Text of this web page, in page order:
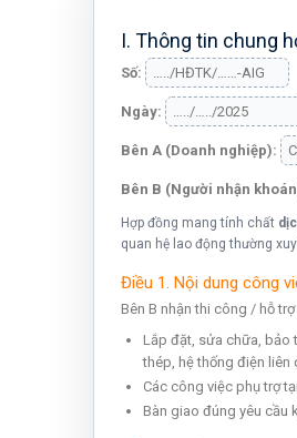
I. Thông tin chung
Số:
Ngày:
Bên A (Doanh nghiệp):
Bên B (Người nhận
Hợp đồng mang tính chất
quan hệ lao động thường
Điều 1. Nội dung công
Bên B nhận thi công / hỗ
Lắp đặt, sửa chữa, bảo
thép, hệ thống điện liên
Các công việc phụ trợ
Bàn giao đúng yêu cầu